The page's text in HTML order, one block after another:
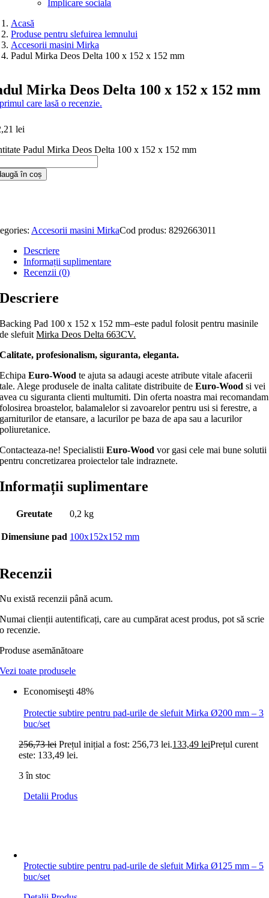
Implicare sociala
Acasă
Produse pentru slefuirea lemnului
Accesorii masini Mirka
Padul Mirka Deos Delta 100 x 152 x 152 mm
Mirka Deos Delta 100 x 152 x 152 mm
care lasă o recenzie.
lei
Padul Mirka Deos Delta 100 x 152 x 152 mm
în coș
Accesorii masini MirkaCod produs: 8292663011
Descriere
Informații suplimentare
Recenzii (0)
Descriere
Backing Pad 100 x 152 x 152 mm–este padul folosit pentru masinile
de slefuitMirka Deos Delta 663CV.
Calitate, profesionalism, siguranta, eleganta.
EchipaEuro-Wood te ajuta sa adaugi aceste atribute vitale afacerii
tale. Alege produsele de inalta calitate distribuite deEuro-Wood si vei
avea cu siguranta clienti multumiti. Din oferta noastra mai recomandam
folosirea broastelor, balamalelor si zavoarelor pentru usi si ferestre, a
garniturilor de etansare, a lacurilor pe baza de apa sau a lacurilor
poliuretanice.
Contacteaza-ne! SpecialistiiEuro-Wood vor gasi cele mai bune solutii
pentru concretizarea proiectelor tale indraznete.
Informații suplimentare
Greutate 0,2 kg
Dimensiune pad 100x152x152 mm
Recenzii
Nu există recenzii până acum.
Numai clienții autentificați, care au cumpărat acest produs, pot să scrie
o recenzie.
Produse asemănătoare
Vezi toate produsele
Economiseşti 48%
Protectie subtire pentru pad-urile de slefuit Mirka Ø200 mm – 3
buc/set
256,73lei Prețul inițial a fost: 256,73 lei.133,49leiPrețul curent
este: 133,49 lei.
3 în stoc
Detalii Produs
Protectie subtire pentru pad-urile de slefuit Mirka Ø125 mm – 5
buc/set